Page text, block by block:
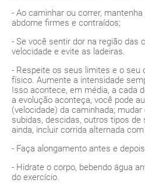
- Ao caminhar ou correr,
abdome firmes e contraídos;
- Se você sentir dor na região das
velocidade e evite as ladeiras.
- Respeite os seus limites e o seu
físico. Aumente a intensidade
Isso acontece, em média, a cada
a evolução aconteça, você pode
(velocidade) da caminhada;
subidas, descidas, outros tipos de
ainda, incluir corrida alternada
- Faça alongamento antes e
- Hidrate o corpo, bebendo água
do exercício.